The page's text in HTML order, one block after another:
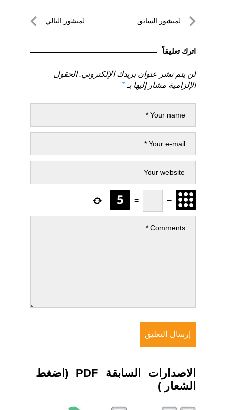
تصفّحلمنشور السابق
السابق
لمنشور التالي
اترك تعليقاً
لن يتم نشر عنوان بريدك الإلكتروني. الحقول
الإلزامية مشار إليها بـ*
−
=
الاصدارات السابقة PDF (اضغط
الشعار )